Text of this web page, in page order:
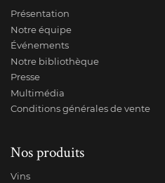
Présentation
Notre équipe
Événements
Notre bibliothèque
Presse
Multimédia
Conditions générales de vente
Nos produits
Vins